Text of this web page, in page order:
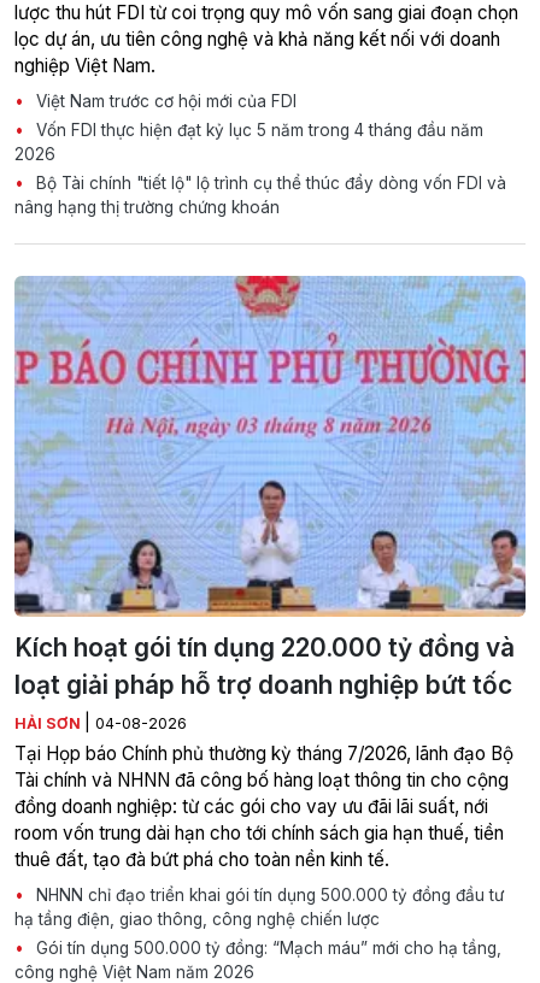
lược thu hút FDI từ coi trọng quy mô vốn sang giai đoạn chọn
lọc dự án, ưu tiên công nghệ và khả năng kết nối với doanh
nghiệp Việt Nam.
Việt Nam trước cơ hội mới của FDI
Vốn FDI thực hiện đạt kỷ lục 5 năm trong 4 tháng đầu năm
2026
Bộ Tài chính "tiết lộ" lộ trình cụ thể thúc đẩy dòng vốn FDI và
nâng hạng thị trường chứng khoán
Kích hoạt gói tín dụng 220.000 tỷ đồng và
loạt giải pháp hỗ trợ doanh nghiệp bứt tốc
HẢI SƠN 04-08-2026
Tại Họp báo Chính phủ thường kỳ tháng 7/2026, lãnh đạo Bộ
Tài chính và NHNN đã công bố hàng loạt thông tin cho cộng
đồng doanh nghiệp: từ các gói cho vay ưu đãi lãi suất, nới
room vốn trung dài hạn cho tới chính sách gia hạn thuế, tiền
thuê đất, tạo đà bứt phá cho toàn nền kinh tế.
NHNN chỉ đạo triển khai gói tín dụng 500.000 tỷ đồng đầu tư
hạ tầng điện, giao thông, công nghệ chiến lược
Gói tín dụng 500.000 tỷ đồng: “Mạch máu” mới cho hạ tầng,
công nghệ Việt Nam năm 2026